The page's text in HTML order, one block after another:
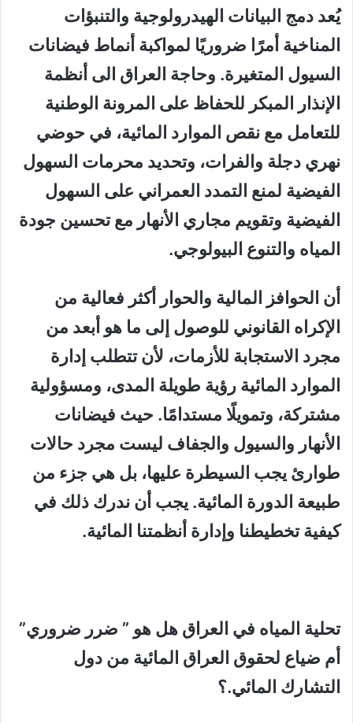
يُعد دمج البيانات الهيدرولوجية والتنبؤات
المناخية أمرًا ضروريًا لمواكبة أنماط فيضانات
السيول المتغيرة. وحاجة العراق الى أنظمة
الإنذار المبكر للحفاظ على المرونة الوطنية
للتعامل مع نقص الموارد المائية، في حوضي
نهري دجلة والفرات، وتحديد محرمات السهول
الفيضية لمنع التمدد العمراني على السهول
الفيضية وتقويم مجاري الأنهار مع تحسين جودة
المياه والتنوع البيولوجي.
أن الحوافز المالية والحوار أكثر فعالية من
الإكراه القانوني للوصول إلى ما هو أبعد من
مجرد الاستجابة للأزمات، لأن تتطلب إدارة
الموارد المائية رؤية طويلة المدى، ومسؤولية
مشتركة، وتمويلًا مستدامًا. حيث فيضانات
الأنهار والسيول والجفاف ليست مجرد حالات
طوارئ يجب السيطرة عليها، بل هي جزء من
طبيعة الدورة المائية. يجب أن ندرك ذلك في
كيفية تخطيطنا وإدارة أنظمتنا المائية.
تحلية المياه في العراق هل هو ” ضرر ضروري”
أم ضياع لحقوق العراق المائية من دول
التشارك المائي.؟